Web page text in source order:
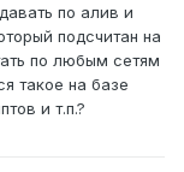
по алив и
подсчитан на
по любым сетям
такое на базе
и т.п.?